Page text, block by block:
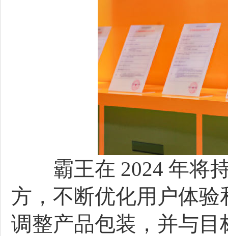
霸王在 2024 年将持
方，不断优化用户体
调整产品包装，并与